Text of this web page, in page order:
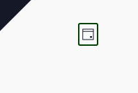
navigatie
Dag